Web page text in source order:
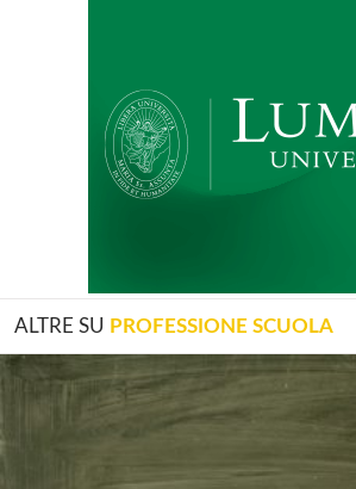
ALTRE SU PROFESSIONE SCUOLA